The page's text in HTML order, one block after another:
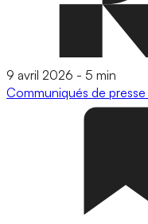
9 avril 2026 - 5 min
Communiqués de presse